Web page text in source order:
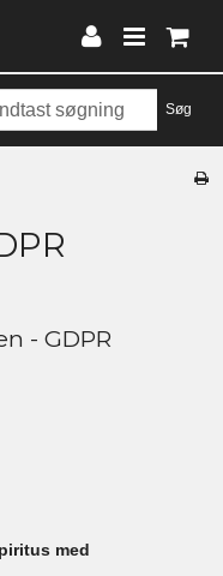
Søg
- GDPR
med